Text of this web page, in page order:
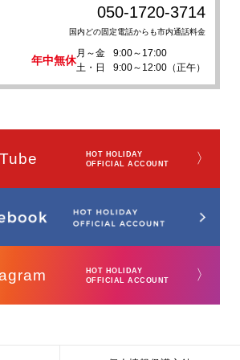
050-1720-3714
国内どの固定電話からも市内通話料金
年中無休
月～金
9:00～17:00
土・日
9:00～12:00（正午）
HOT HOLIDAY
OFFICIAL ACCOUNT
〉
HOT HOLIDAY
OFFICIAL ACCOUNT
〉